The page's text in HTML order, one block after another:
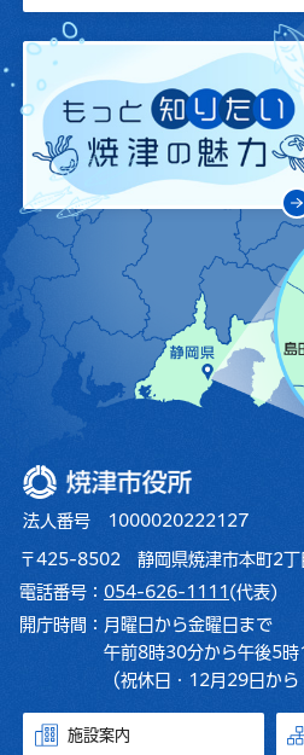
焼津市役所
法人番号 1000020222127
〒425-8502 静岡県焼津市本町2丁
電話番号： 054-626-1111 (代表)
開庁時間： 月曜日から金曜日まで
午前8時30分から午後5時
（祝休日・12月29日から
施設案内